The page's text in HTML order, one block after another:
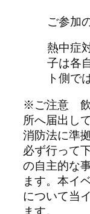
ご参加
熱中症
子は各
ト側で
※ご注意　
所へ届出し
消防法に準
必ず行って
の自主的な
ます。本イ
について当
ます。